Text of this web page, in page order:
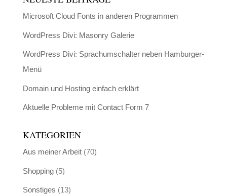
Microsoft Cloud Fonts in anderen Programmen
WordPress Divi: Masonry Galerie
WordPress Divi: Sprachumschalter neben Hamburger-
Menü
Domain und Hosting einfach erklärt
Aktuelle Probleme mit Contact Form 7
KATEGORIEN
Aus meiner Arbeit(70)
Shopping(5)
Sonstiges (13)